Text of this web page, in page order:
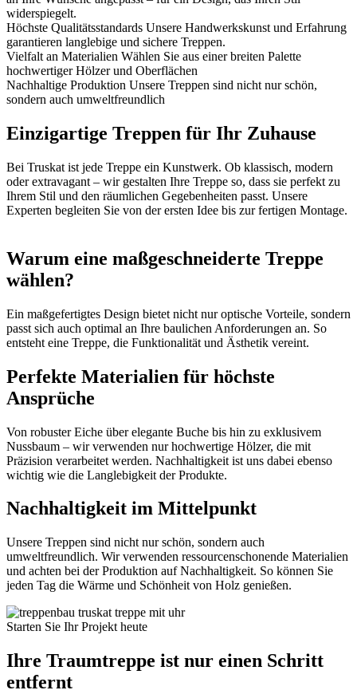
widerspiegelt.
Höchste Qualitätsstandards Unsere Handwerkskunst und Erfahrung
garantieren langlebige und sichere Treppen.
Vielfalt an Materialien Wählen Sie aus einer breiten Palette
hochwertiger Hölzer und Oberflächen
Nachhaltige Produktion Unsere Treppen sind nicht nur schön,
sondern auch umweltfreundlich
Einzigartige Treppen für Ihr Zuhause
Bei Truskat ist jede Treppe ein Kunstwerk. Ob klassisch, modern
oder extravagant – wir gestalten Ihre Treppe so, dass sie perfekt zu
Ihrem Stil und den räumlichen Gegebenheiten passt. Unsere
Experten begleiten Sie von der ersten Idee bis zur fertigen Montage.
Warum eine maßgeschneiderte Treppe
wählen?
Ein maßgefertigtes Design bietet nicht nur optische Vorteile, sondern
passt sich auch optimal an Ihre baulichen Anforderungen an. So
entsteht eine Treppe, die Funktionalität und Ästhetik vereint.
Perfekte Materialien für höchste
Ansprüche
Von robuster Eiche über elegante Buche bis hin zu exklusivem
Nussbaum – wir verwenden nur hochwertige Hölzer, die mit
Präzision verarbeitet werden. Nachhaltigkeit ist uns dabei ebenso
wichtig wie die Langlebigkeit der Produkte.
Nachhaltigkeit im Mittelpunkt
Unsere Treppen sind nicht nur schön, sondern auch
umweltfreundlich. Wir verwenden ressourcenschonende Materialien
und achten bei der Produktion auf Nachhaltigkeit. So können Sie
jeden Tag die Wärme und Schönheit von Holz genießen.
Starten Sie Ihr Projekt heute
Ihre Traumtreppe ist nur einen Schritt
entfernt